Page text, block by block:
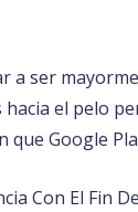
ser
el pelo
Google
Con El